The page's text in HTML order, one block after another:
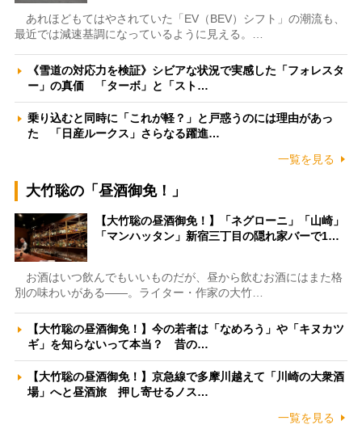
あれほどもてはやされていた「EV（BEV）シフト」の潮流も、
最近では減速基調になっているように見える。…
《雪道の対応力を検証》シビアな状況で実感した「フォレスタ
ー」の真価 「ターボ」と「スト…
乗り込むと同時に「これが軽？」と戸惑うのには理由があっ
た 「日産ルークス」さらなる躍進…
一覧を見る
大竹聡の「昼酒御免！」
【大竹聡の昼酒御免！】「ネグローニ」「山崎」
「マンハッタン」新宿三丁目の隠れ家バーで1…
お酒はいつ飲んでもいいものだが、昼から飲むお酒にはまた格
別の味わいがある――。ライター・作家の大竹…
【大竹聡の昼酒御免！】今の若者は「なめろう」や「キヌカツ
ギ」を知らないって本当？ 昔の…
【大竹聡の昼酒御免！】京急線で多摩川越えて「川崎の大衆酒
場」へと昼酒旅 押し寄せるノス…
一覧を見る